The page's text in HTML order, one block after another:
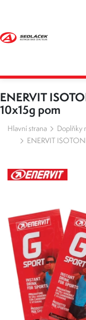
ENERVIT
10x15g pom
Hlavní strana Doplňky
ENERVIT